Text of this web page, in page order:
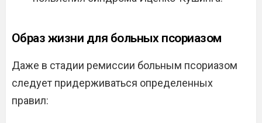
Образ жизни для больных псориазом
Даже в стадии ремиссии больным псориазом
следует придерживаться определенных
правил: